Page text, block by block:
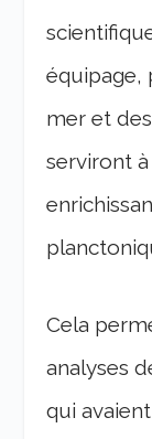
équipage,
mer et
serviront
Cela
analyses
qui